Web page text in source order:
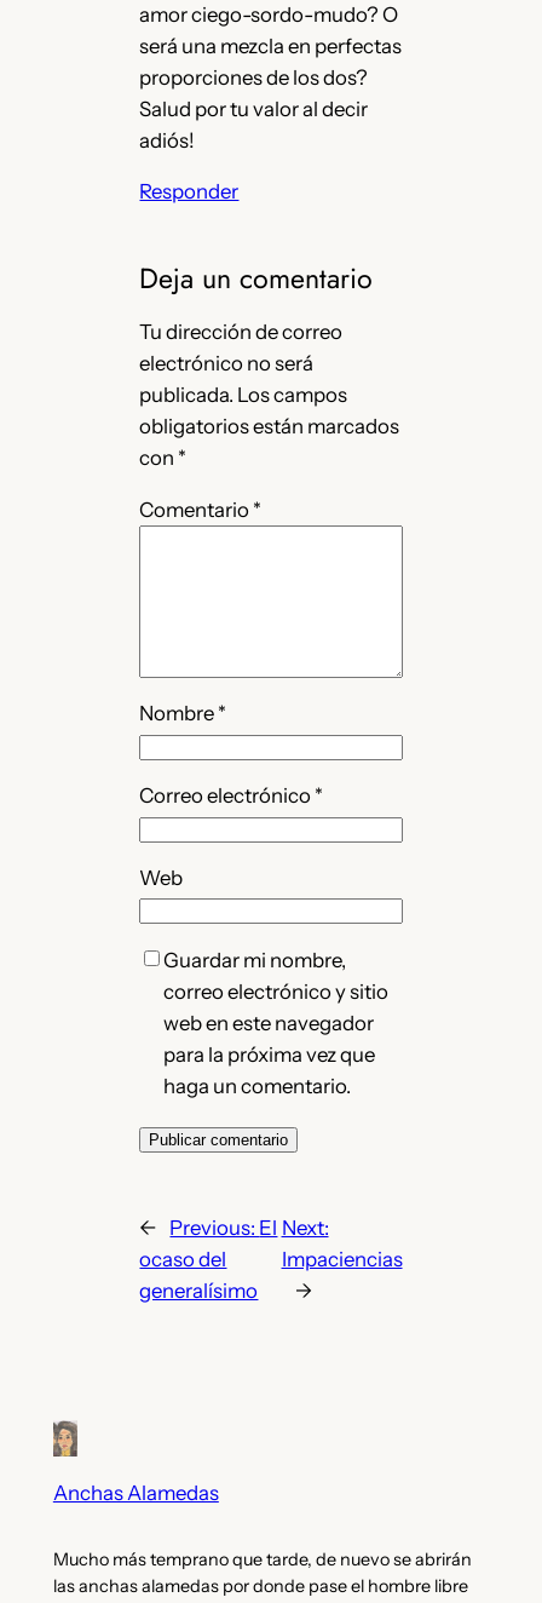
amor ciego-sordo-mudo? O
será una mezcla en perfectas
proporciones de los dos?
Salud por tu valor al decir
adiós!
Responder
Deja un comentario
Tu dirección de correo
electrónico no será
publicada. Los campos
obligatorios están marcados
con *
Comentario *
Nombre *
Correo electrónico *
Web
Guardar mi nombre,
correo electrónico y sitio
web en este navegador
para la próxima vez que
haga un comentario.
← Previous: El
ocaso del
generalísimo
Next:
Impaciencias
→
Anchas Alamedas
Mucho más temprano que tarde, de nuevo se abrirán
las anchas alamedas por donde pase el hombre libre